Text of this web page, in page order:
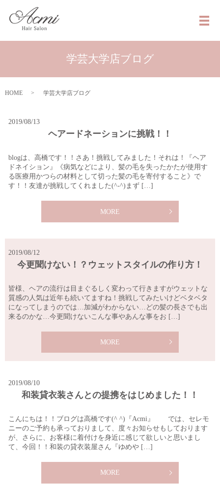
メ
学芸大学店ブログ
HOME 学芸大学店ブログ
2019/08/13
ヘアードネーションに挑戦！！
blogは、高橋です！！さあ！挑戦してみました！それは！『ヘア
ドネイション』《病気などにより、髪の毛を失ったかたが使用す
る医療用かつらの材料として切った髪の毛を寄付すること》で
す！！友達が挑戦してくれました(^-^)まず […]
MORE
2019/08/12
今更聞けない！？ウェットスタイルの作り方！
皆様、ヘアの流行は目まぐるしく変わって行きますがウェットな
質感の人気は近年も続いてますね！挑戦してみたいけどベタベタ
になってしまうのでは…加減がわからない…どの髪の長さでも出
来るのかな…今更聞けないこんな事やあんな事をお […]
MORE
2019/08/10
和装貸衣装さんとの提携をはじめました！！
こんにちは！！ブログは高橋です(^ ^)『Acmi』 では、セレモ
ニーのご予約も承っておりまして、度々お知らせもしております
が、さらに、お客様に着付けを身近に感じて欲しいと思いまし
て、今回！！和装の貸衣装屋さん『ゆめや […]
MORE